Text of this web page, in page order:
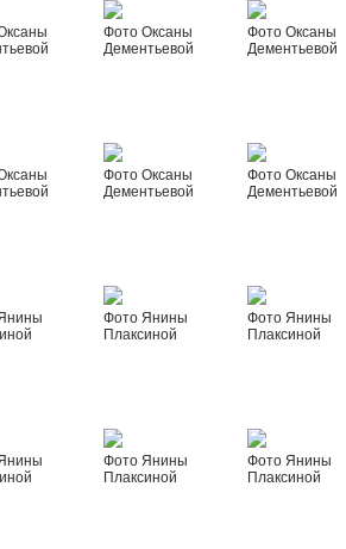
Фото Оксаны
Дементьевой
Фото Оксаны
Дементьевой
Фото Оксаны
Дементьевой
Фото Оксаны
Дементьевой
Фото Янины
Плаксиной
Фото Янины
Плаксиной
Фото Янины
Плаксиной
Фото Янины
Плаксиной